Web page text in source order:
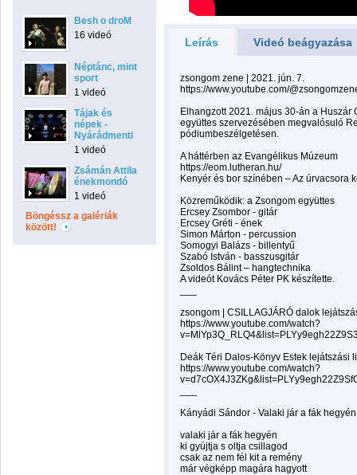
Besh o droM
16 videó
Néptánc, mint
sport
1 videó
Tájak és
népek -
Nyárádmenti
1 videó
Zsámán Attila
énekmondó
1 videó
Böngéssz a galériák
között!
Leírás Videó beágyazása
zsongom zene | 2021. jún. 7.
https://www.youtube.com/
Elhangzott 2021. május 30-án a
együttes szervezésében megvalósuló
pódiumbeszélgetésen.
A háttérben az Evangélikus Múzeum
https://eom.lutheran.hu/
Kenyér és bor színében – Az úrvacsora
Közreműködik: a Zsongom együttes
Ercsey Zsombor - gitár
Ercsey Gréti - ének
Simon Márton - percussion
Somogyi Balázs - billentyű
Szabó István - basszusgitár
Zsoldos Bálint – hangtechnika
A videót Kovács Péter PK készítette.
zsongom | CSILLAGJÁRÓ dalok
https://www.youtube.com/watch?
Deák Téri Dalos-Könyv Estek lejátszási
https://www.youtube.com/watch?
Kányádi Sándor - Valaki jár a fák hegyén
valaki jár a fák hegyén
ki gyújtja s oltja csillagod
csak az nem fél kit a remény
már végképp magára hagyott